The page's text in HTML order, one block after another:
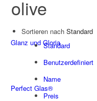
Glanz und Gloria
Perfect Glas®
olive
Sortieren nachStandard
Standard
Benutzerdefiniert
Name
Preis